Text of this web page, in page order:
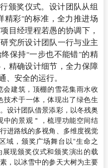
颁奖仪式。设计团队从组
精彩”的标准，全力推进场
目经理程若愚的协调下，
究所设计团队一行与业主
保持“一步也不能错”的精
精确设计细节，全力保障
、安全的运行。
会建筑，顶棚的雪花集雨水收
技术于一体，体现出了绿色生
设计团队借景添彩，以冬残奥
中的景观＂，梳理功能空间结
进路线的多视角、多维度视觉
域，颁奖广场舞台以“生命之
展现颁奖仪式和颁奖演出的载
，以冰雪中的参天大树为主要